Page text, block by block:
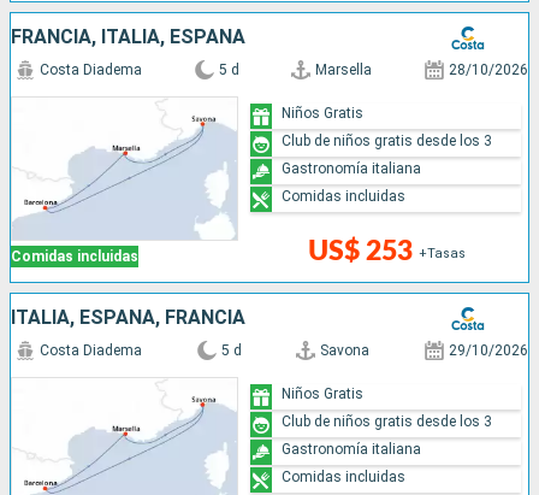
FRANCIA, ITALIA, ESPAÑA
Comidas incluidas
Costa Diadema 5 d Marsella 28/10/2026
US$ 253 +Tasas
Niños Gratis
Club de niños gratis desde los 3
Gastronomía italiana
Comidas incluidas
ITALIA, ESPAÑA, FRANCIA
Costa Diadema 5 d Savona 29/10/2026
Niños Gratis
Club de niños gratis desde los 3
Gastronomía italiana
Comidas incluidas